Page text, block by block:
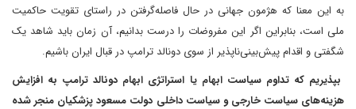
به این معنا که هژمون جهانی در حال فاصله‌گرفتن در راستای تقویت حاکمیت
ملی است، بنابراین اگر این مفروضات را درست بدانیم، آن زمان باید شاهد یک
شگفتی و اقدام پیش‌بینی‌ناپذیر از سوی دونالد ترامپ در قبال ایران باشیم.
بپذیریم که تداوم سیاست ابهام یا استراتژی ابهام دونالد ترامپ به افزایش
هزینه‌های سیاست خارجی و سیاست داخلی دولت مسعود پزشکیان منجر شده